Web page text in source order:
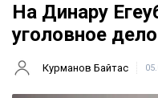
На Динару
уголовное
Курманов Байтас